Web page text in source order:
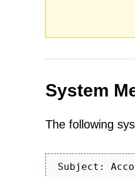
System
The following
Subject: